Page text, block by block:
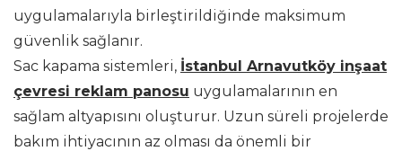
uygulamalarıyla birleştirildiğinde maksimum
güvenlik sağlanır.
Sac kapama sistemleri, İstanbul Arnavutköy inşaat
çevresi reklam panosu uygulamalarının en
sağlam altyapısını oluşturur. Uzun süreli projelerde
bakım ihtiyacının az olması da önemli bir